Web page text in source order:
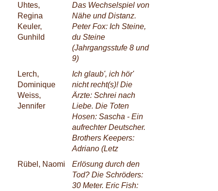
Uhtes,
Regina
Keuler,
Gunhild
Das Wechselspiel von
Nähe und Distanz.
Peter Fox: Ich Steine,
du Steine
(Jahrgangsstufe 8 und
9)
Lerch,
Dominique
Weiss,
Jennifer
Ich glaub', ich hör'
nicht recht(s)! Die
Ärzte: Schrei nach
Liebe. Die Toten
Hosen: Sascha - Ein
aufrechter Deutscher.
Brothers Keepers:
Adriano (Letz
Rübel, Naomi
Erlösung durch den
Tod? Die Schröders:
30 Meter. Eric Fish: